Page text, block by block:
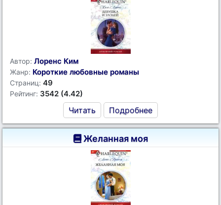
Автор: Лоренс Ким
Жанр: Короткие любовные романы
Страниц: 49
Рейтинг: 3542 (4.42)
Читать Подробнее
Желанная моя